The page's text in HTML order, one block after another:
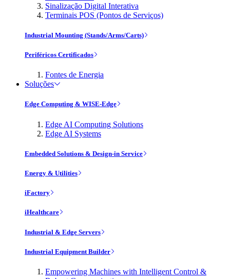
Sinalização Digital Interativa
Terminais POS (Pontos de Serviços)
Industrial Mounting (Stands/Arms/Carts)
Periféricos Certificados
Fontes de Energia
Soluções
Edge Computing & WISE-Edge
Edge AI Computing Solutions
Edge AI Systems
Embedded Solutions & Design-in Service
Energy & Utilities
iFactory
iHealthcare
Industrial & Edge Servers
Industrial Equipment Builder
Empowering Machines with Intelligent Control &